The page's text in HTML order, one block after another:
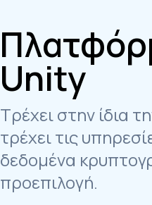
Unity
Τρέχει στην ίδια
τρέχει τις
δεδομένα
προεπιλογή.